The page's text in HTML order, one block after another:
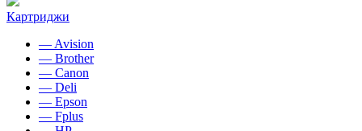
Картриджи
— Avision
— Brother
— Canon
— Deli
— Epson
— Fplus